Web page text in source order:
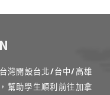
灣開設台北/台中/高雄
幫助學生順利前往加拿